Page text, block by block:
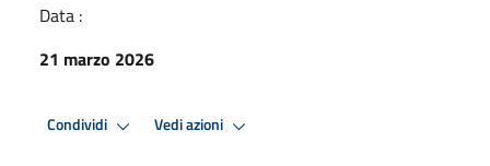
Data :
21 marzo 2026
Condividi Vedi azioni